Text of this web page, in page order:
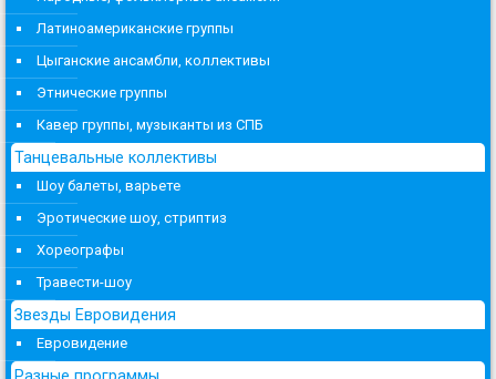
Латиноамериканские группы
Цыганские ансамбли, коллективы
Этнические группы
Кавер группы, музыканты из СПБ
Танцевальные коллективы
Шоу балеты, варьете
Эротические шоу, стриптиз
Хореографы
Травести-шоу
Звезды Евровидения
Евровидение